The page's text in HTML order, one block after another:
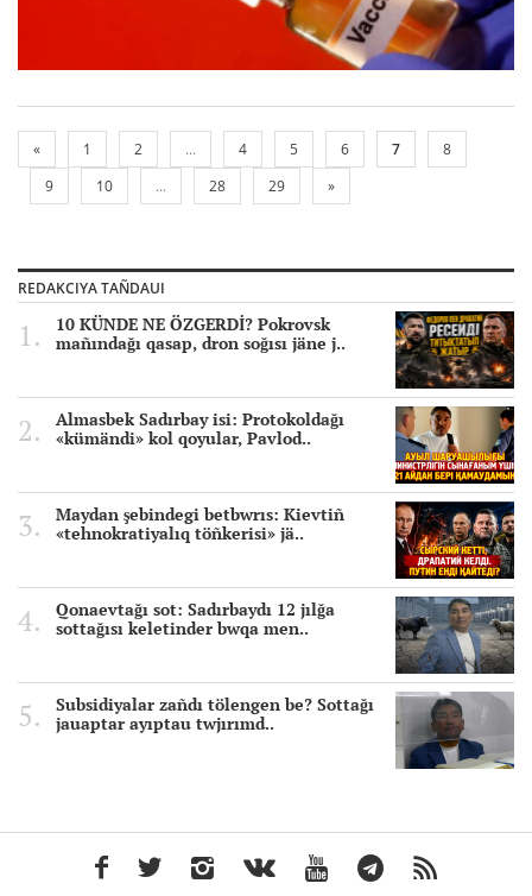
« 1 2 ... 4 5 6 7
8
9
10 ... 28 29 »
REDAKCIYA TAÑDAUI
10 KÜNDE NE ÖZGERDİ? Pokrovsk
mañındağı qasap, dron soğısı jäne j..
Almasbek Sadırbay isi: Protokoldağı
«kümändi» kol qoyular, Pavlod..
Maydan şebindegi betbwrıs: Kievtiñ
«tehnokratiyalıq töñkerisi» jä..
Qonaevtağı sot: Sadırbaydı 12 jılğa
sottağısı keletinder bwqa men..
Subsidiyalar zañdı tölengen be? Sottağı
jauaptar ayıptau twjırımd..